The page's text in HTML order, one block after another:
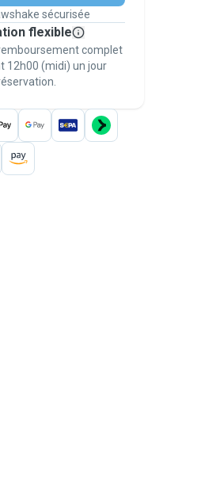
couvertes par
(du premier
pour bénéficier de la
.
sécurisée
flexible
complet
12h00 (midi) un jour